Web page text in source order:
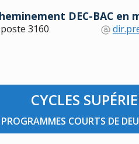
DEC-BAC en
3160
CYCLES
PROGRAMMES COURTS DE